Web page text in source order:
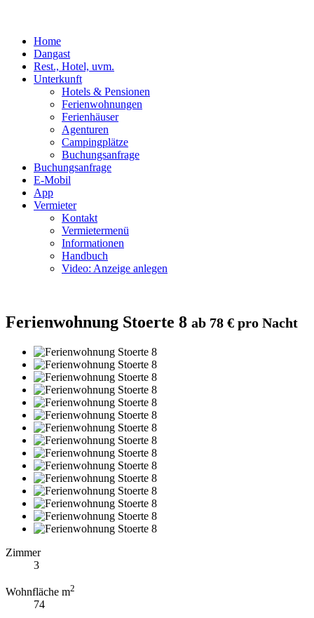
Home
Dangast
Rest., Hotel, uvm.
Unterkunft
Hotels & Pensionen
Ferienwohnungen
Ferienhäuser
Agenturen
Campingplätze
Buchungsanfrage
Buchungsanfrage
E-Mobil
App
Vermieter
Kontakt
Vermietermenü
Informationen
Handbuch
Video: Anzeige anlegen
Ferienwohnung Stoerte 8 ab 78 € pro Nacht
Zimmer
3
Wohnfläche m2
74